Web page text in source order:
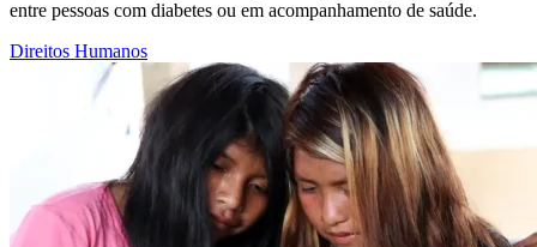
entre pessoas com diabetes ou em acompanhamento de saúde.
Direitos Humanos